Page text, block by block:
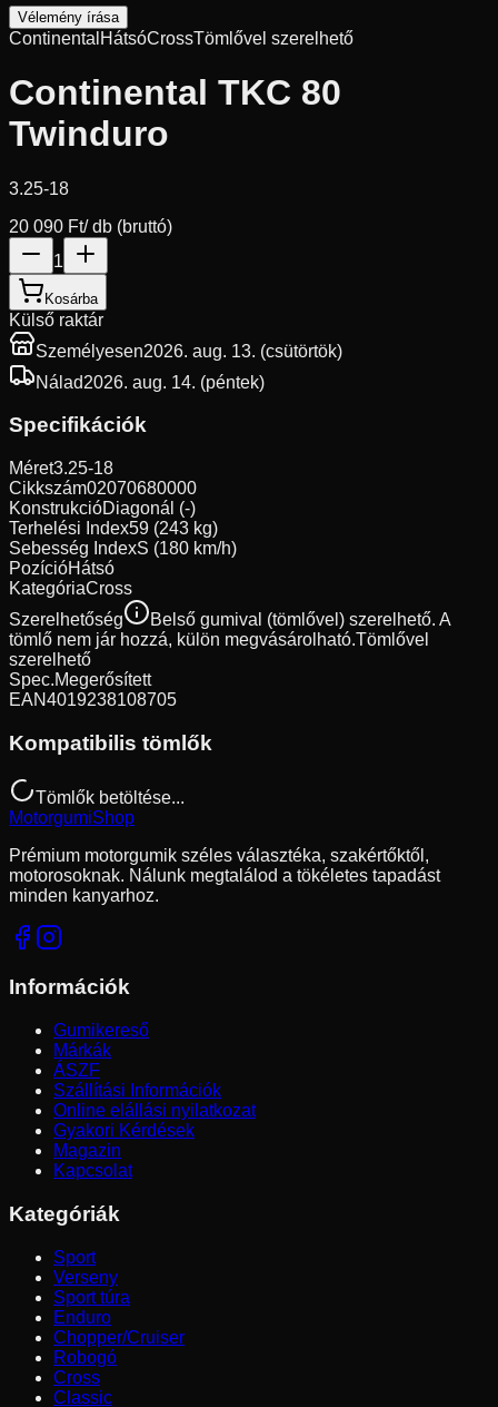
Vélemény írása
Continental HátsóCrossTömlővel szerelhető
Continental TKC 80
Twinduro
3.25-18
20 090 Ft/ db (bruttó)
1
Kosárba
Külső raktár
Személyesen2026. aug. 13. (csütörtök)
Nálad2026. aug. 14. (péntek)
Specifikációk
Méret3.25-18
Cikkszám02070680000
KonstrukcióDiagonál (-)
Terhelési Index59 (243 kg)
Sebesség IndexS (180 km/h)
PozícióHátsó
KategóriaCross
Szerelhetőség
Belső gumival (tömlővel) szerelhető. A
tömlő nem jár hozzá, külön megvásárolható.Tömlővel
szerelhető
Spec.Megerősített
EAN4019238108705
Kompatibilis tömlők
Tömlők betöltése...
MotorgumiShop
Prémium motorgumik széles választéka, szakértőktől,
motorosoknak. Nálunk megtalálod a tökéletes tapadást
minden kanyarhoz.
Információk
Gumikereső
Márkák
ÁSZF
Szállítási Információk
Online elállási nyilatkozat
Gyakori Kérdések
Magazin
Kapcsolat
Kategóriák
Sport
Verseny
Sport túra
Enduro
Chopper/Cruiser
Robogó
Cross
Classic